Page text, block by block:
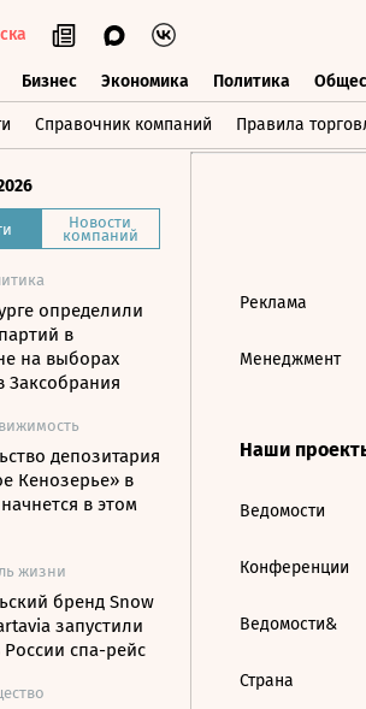
Бизнес Экономика Политика
Справочник компаний Правила
Бизнес Экономика Политика
Новости
компаний
определили
в
на выборах
Заксобрания
депозитария
Кенозерье» в
в этом
жизни
бренд Snow
запустили
спа-рейс
Реклама
Менеджмент
Наши
Ведомости
Конференции
Ведомости&
Страна